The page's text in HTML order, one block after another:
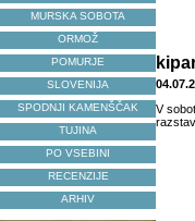
MURSKA SOBOTA
ORMOŽ
POMURJE
SLOVENIJA
SPODNJI KAMENŠČAK
TUJINA
PO VSEBINI
RECENZIJE
ARHIV
V